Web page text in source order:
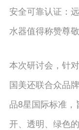
安全可靠认证：
水器值得称赞尊敬
本次研讨会，针
国美还联合众品
品8星国际标准
开、透明、绿色